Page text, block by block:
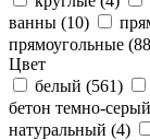
ванны (10)
прямоугольные (88
Цвет
белый (561)
бетон темно-
натуральный (4)